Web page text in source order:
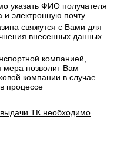
указать ФИО получателя
электронную почту.
свяжутся с Вами для
внесенных данных.
компанией,
мера позволит Вам
компании в случае
процессе
выдачи ТК необходимо